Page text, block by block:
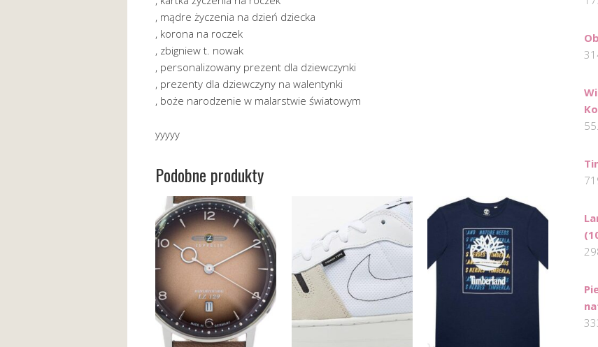
, mądre życzenia na dzień dziecka
, korona na roczek
, zbigniew t. nowak
, personalizowany prezent dla dziewczynki
, prezenty dla dziewczyny na walentynki
, boże narodzenie w malarstwie światowym
yyyyy
Podobne produkty